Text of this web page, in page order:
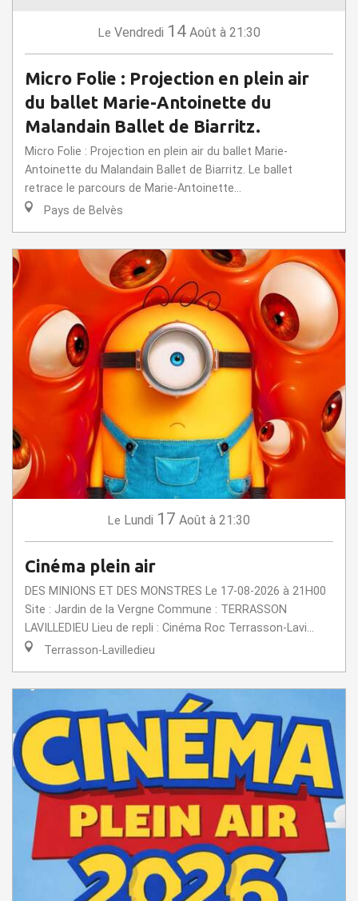
Le Vendredi 14 Août à 21:30
Micro Folie : Projection en plein air
du ballet Marie-Antoinette du
Malandain Ballet de Biarritz.
Micro Folie : Projection en plein air du ballet Marie-
Antoinette du Malandain Ballet de Biarritz. Le ballet
retrace le parcours de Marie-Antoinette...
Pays de Belvès
Le Lundi 17 Août à 21:30
Cinéma plein air
DES MINIONS ET DES MONSTRES Le 17-08-2026 à 21H00
Site : Jardin de la Vergne Commune : TERRASSON
LAVILLEDIEU Lieu de repli : Cinéma Roc Terrasson-Lavi...
Terrasson-Lavilledieu